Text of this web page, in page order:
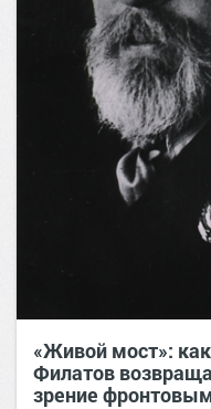
«Живой мост»:
Филатов
зрение